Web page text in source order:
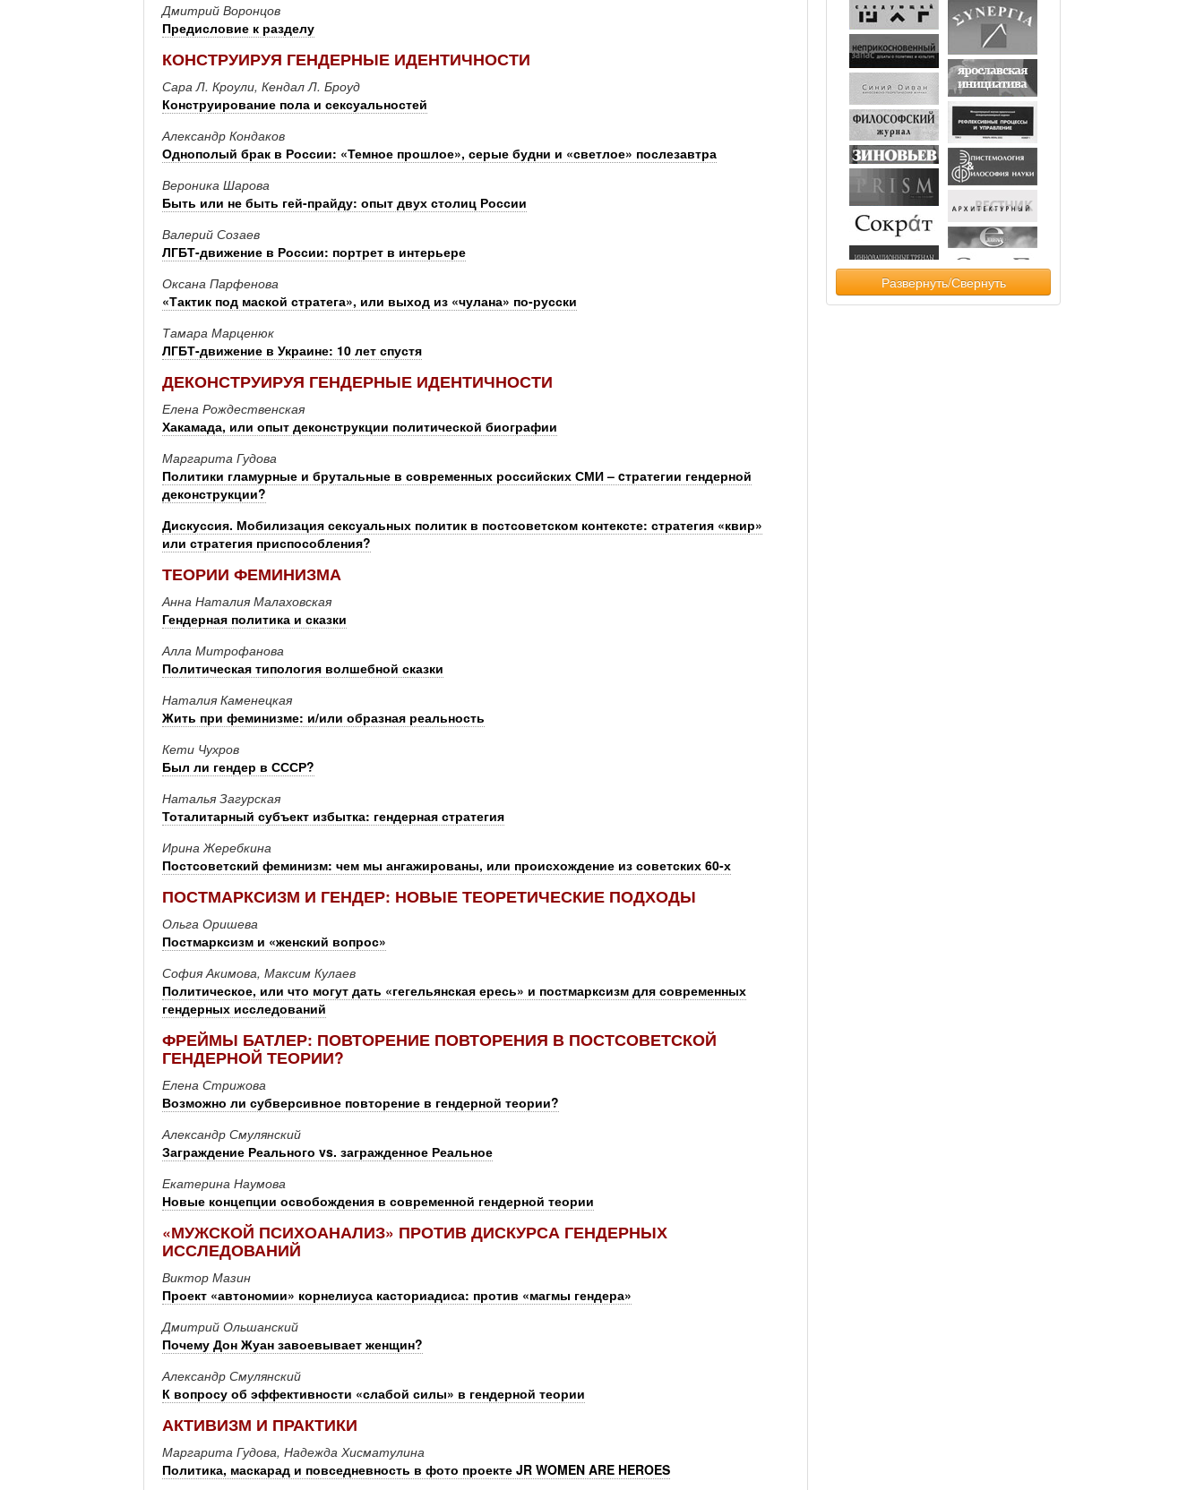
Дмитрий Воронцов
Предисловие к разделу
КОНСТРУИРУЯ ГЕНДЕРНЫЕ ИДЕНТИЧНОСТИ
Сара Л. Кроули, Кендал Л. Броуд
Конструирование пола и сексуальностей
Александр Кондаков
Однополый брак в России: «Темное прошлое», серые будни и «светлое» послезавтра
Вероника Шарова
Быть или не быть гей-прайду: опыт двух столиц России
Валерий Созаев
ЛГБТ-движение в России: портрет в интерьере
Оксана Парфенова
«Тактик под маской стратега», или выход из «чулана» по-русски
Тамара Марценюк
ЛГБТ-движение в Украине: 10 лет спустя
ДЕКОНСТРУИРУЯ ГЕНДЕРНЫЕ ИДЕНТИЧНОСТИ
Елена Рождественская
Хакамада, или опыт деконструкции политической биографии
Маргарита Гудова
Политики гламурные и брутальные в современных российских СМИ – cтратегии гендерной
деконструкции?
Дискуссия. Мобилизация сексуальных политик в постсоветском контексте: стратегия «квир»
или стратегия приспособления?
ТЕОРИИ ФЕМИНИЗМА
Анна Наталия Малаховская
Гендерная политика и сказки
Алла Митрофанова
Политическая типология волшебной сказки
Наталия Каменецкая
Жить при феминизме: и/или образная реальность
Кети Чухров
Был ли гендер в СССР?
Наталья Загурская
Тоталитарный субъект избытка: гендерная стратегия
Ирина Жеребкина
Постсоветский феминизм: чем мы ангажированы, или происхождение из советских 60-х
ПОСТМАРКСИЗМ И ГЕНДЕР: НОВЫЕ ТЕОРЕТИЧЕСКИЕ ПОДХОДЫ
Ольга Оришева
Постмарксизм и «женский вопрос»
София Акимова, Максим Кулаев
Политическое, или что могут дать «гегельянская ересь» и постмарксизм для современных
гендерных исследований
ФРЕЙМЫ БАТЛЕР: ПОВТОРЕНИЕ ПОВТОРЕНИЯ В ПОСТСОВЕТСКОЙ
ГЕНДЕРНОЙ ТЕОРИИ?
Елена Стрижова
Возможно ли субверсивное повторение в гендерной теории?
Александр Смулянский
Заграждение Реального vs. загражденное Реальное
Екатерина Наумова
Новые концепции освобождения в современной гендерной теории
«МУЖСКОЙ ПСИХОАНАЛИЗ» ПРОТИВ ДИСКУРСА ГЕНДЕРНЫХ
ИССЛЕДОВАНИЙ
Виктор Мазин
Проект «автономии» корнелиуса касториадиса: против «магмы гендера»
Дмитрий Ольшанский
Почему Дон Жуан завоевывает женщин?
Александр Смулянский
К вопросу об эффективности «слабой силы» в гендерной теории
АКТИВИЗМ И ПРАКТИКИ
Маргарита Гудова, Надежда Хисматулина
Политика, маскарад и повседневность в фото проекте JR WOMEN ARE HEROES
Развернуть/Свернуть